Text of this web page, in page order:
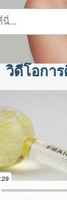
วิดีโอกา